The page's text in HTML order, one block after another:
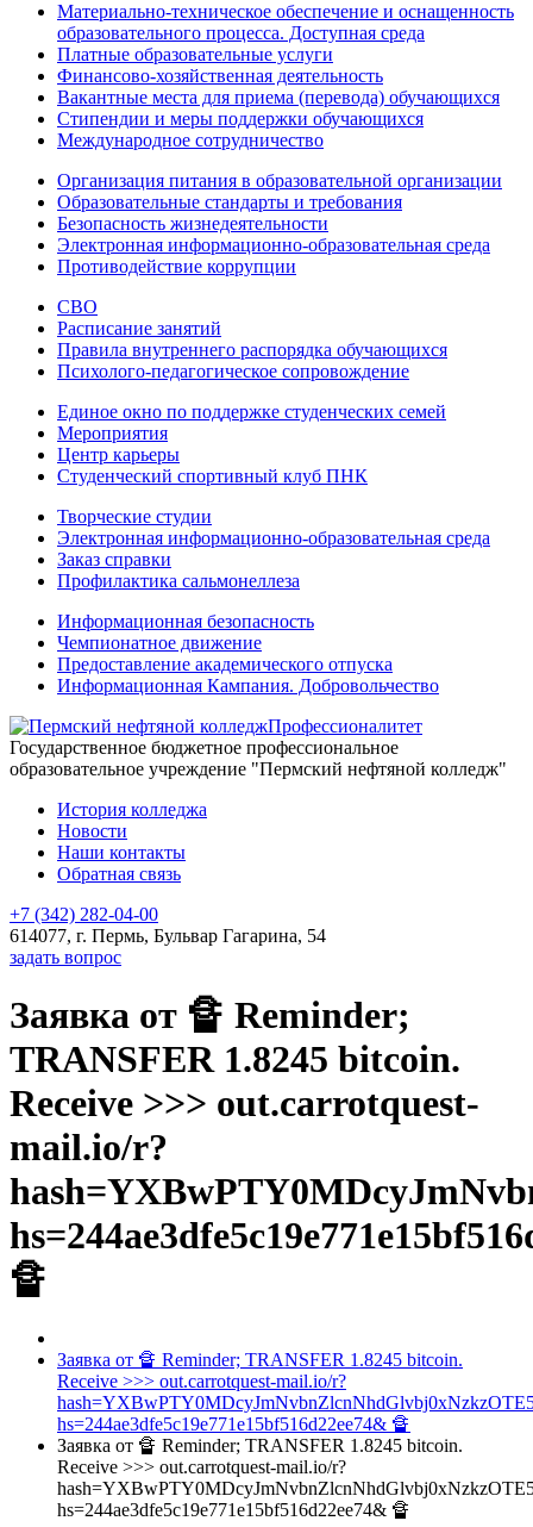
Материально-техническое обеспечение и оснащенность
образовательного процесса. Доступная среда
Платные образовательные услуги
Финансово-хозяйственная деятельность
Вакантные места для приема (перевода) обучающихся
Стипендии и меры поддержки обучающихся
Международное сотрудничество
Организация питания в образовательной организации
Образовательные стандарты и требования
Безопасность жизнедеятельности
Электронная информационно-образовательная среда
Противодействие коррупции
СВО
Расписание занятий
Правила внутреннего распорядка обучающихся
Психолого-педагогическое сопровождение
Единое окно по поддержке студенческих семей
Мероприятия
Центр карьеры
Студенческий спортивный клуб ПНК
Творческие студии
Электронная информационно-образовательная среда
Заказ справки
Профилактика сальмонеллеза
Информационная безопасность
Чемпионатное движение
Предоставление академического отпуска
Информационная Кампания. Добровольчество
Профессионалитет
Государственное бюджетное профессиональное
образовательное учреждение "Пермский нефтяной колледж"
История колледжа
Новости
Наши контакты
Обратная связь
+7 (342) 282-04-00
614077, г. Пермь, Бульвар Гагарина, 54
задать вопрос
Заявка от 🔏 Reminder;
TRANSFER 1.8245 bitcoin.
Receive >>> out.carrotquest-
mail.io/r?
🔏
Заявка от 🔏 Reminder; TRANSFER 1.8245 bitcoin.
Receive >>> out.carrotquest-mail.io/r?
hs=244ae3dfe5c19e771e15bf516d22ee74& 🔏
Заявка от 🔏 Reminder; TRANSFER 1.8245 bitcoin.
Receive >>> out.carrotquest-mail.io/r?
hs=244ae3dfe5c19e771e15bf516d22ee74& 🔏